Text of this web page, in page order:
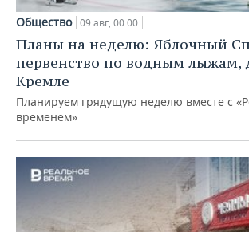
Общество 09 авг, 00:00
Планы на неделю: Яблочный
первенство по водным лыжам,
Кремле
Планируем грядущую неделю вместе с
временем»